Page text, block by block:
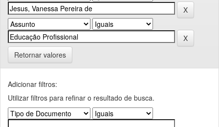
Retornar valores
Adicionar filtros:
Utilizar filtros para refinar o resultado de busca.